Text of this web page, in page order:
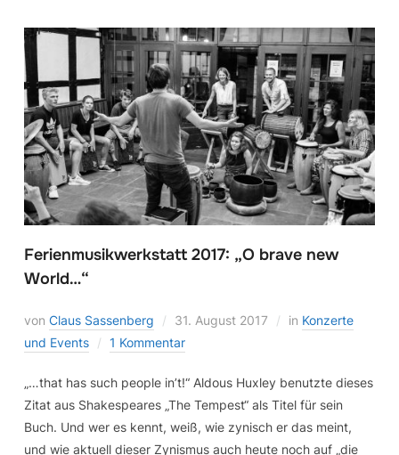
Ferienmusikwerkstatt 2017: „O brave new
World…“
von Claus Sassenberg 31. August 2017 in Konzerte
und Events
1 Kommentar
„…that has such people in’t!“ Aldous Huxley benutzte dieses
Zitat aus Shakespeares „The Tempest“ als Titel für sein
Buch. Und wer es kennt, weiß, wie zynisch er das meint,
und wie aktuell dieser Zynismus auch heute noch auf „die